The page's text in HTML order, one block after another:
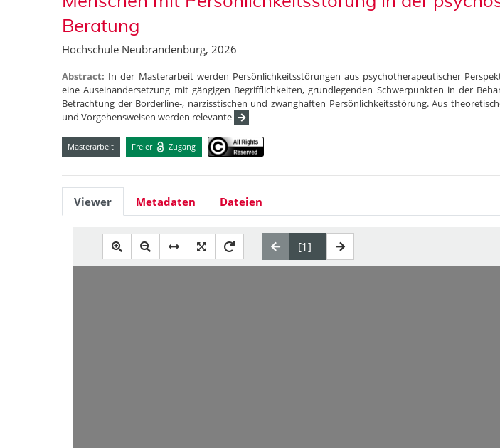
Beratung
Hochschule Neubrandenburg, 2026
Abstract: In der Masterarbeit werden Persönlichkeitsstörungen aus psychotherapeutischer
eine Auseinandersetzung mit gängigen Begrifflichkeiten, grundlegenden Schwerpunkten in der
Betrachtung der Borderline-, narzisstischen und zwanghaften Persönlichkeitsstörung. Aus
und Vorgehensweisen werden relevante
Masterarbeit Freier Zugang
Viewer Metadaten Dateien